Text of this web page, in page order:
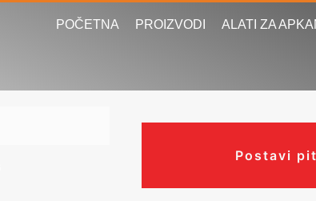
POČETNA PROIZVODI ALATI ZA
Postavi